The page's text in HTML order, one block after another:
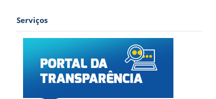
Serviços